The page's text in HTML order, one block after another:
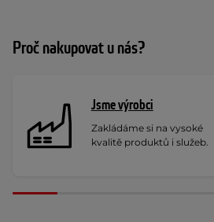
Proč nakupovat u nás?
Jsme výrobci
Zakládáme si na vysoké
kvalitě produktů i služeb.